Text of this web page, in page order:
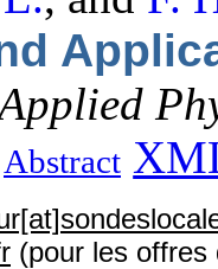
Abstract
(pour les offres